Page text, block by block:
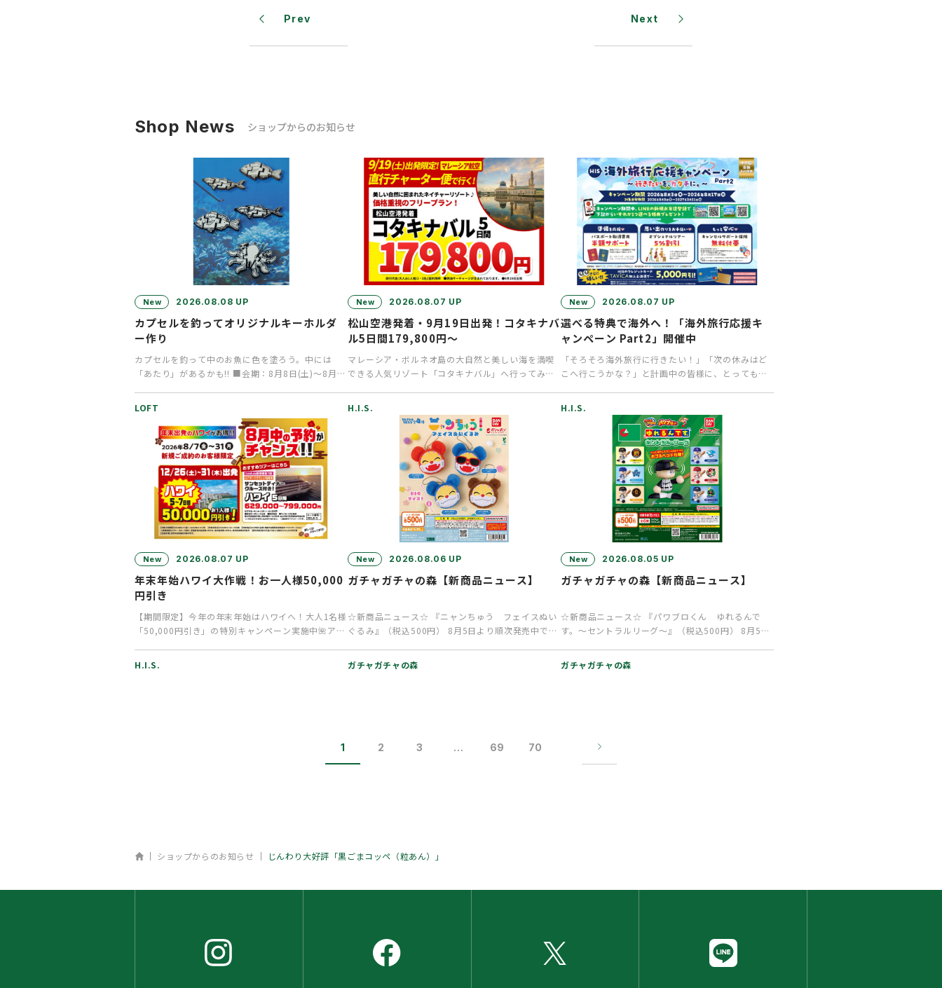
Prev Next
Shop News ショップからのお知らせ
New 2026.08.08 UP
カプセルを釣ってオリジナルキーホルダ
ー作り
カプセルを釣って中のお魚に色を塗ろう。中には
「あたり」があるかも!! ■会期：8月8日(土)～8月9
LOFT
New 2026.08.07 UP
松山空港発着・9月19日出発！コタキナバ
ル5日間179,800円～
マレーシア・ボルネオ島の大自然と美しい海を満喫
できる人気リゾート「コタキナバル」へ行ってみま
H.I.S.
New 2026.08.07 UP
選べる特典で海外へ！「海外旅行応援キ
ャンペーン Part2」開催中
「そろそろ海外旅行に行きたい！」「次の休みはど
こへ行こうかな？」と計画中の皆様に、とってもお
H.I.S.
New 2026.08.07 UP
年末年始ハワイ大作戦！お一人様50,000
円引き
【期間限定】今年の年末年始はハワイへ！大人1名様
「50,000円引き」の特別キャンペーン実施中🌺アロ
H.I.S.
New 2026.08.06 UP
ガチャガチャの森【新商品ニュース】
☆新商品ニュース☆ 『ニャンちゅう フェイスぬい
ぐるみ』（税込500円） 8月5日より順次発売中で
ガチャガチャの森
New 2026.08.05 UP
ガチャガチャの森【新商品ニュース】
☆新商品ニュース☆ 『パワブロくん ゆれるんで
す。～セントラルリーグ～』（税込500円） 8月5日
ガチャガチャの森
1 2 3 … 69 70
ホーム
ショップからのお知らせ じんわり大好評「黒ごまコッペ（粒あん）」